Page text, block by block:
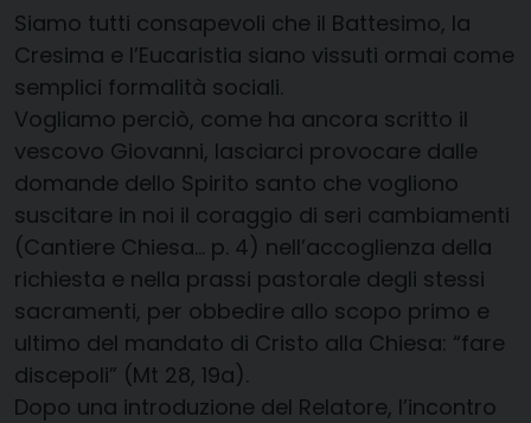
Siamo tutti consapevoli che il Battesimo, la
Cresima e l’Eucaristia siano vissuti ormai come
semplici formalità sociali.
Vogliamo perciò, come ha ancora scritto il
vescovo Giovanni, lasciarci provocare dalle
domande dello Spirito santo che vogliono
suscitare in noi il coraggio di seri cambiamenti
(Cantiere Chiesa… p. 4) nell’accoglienza della
richiesta e nella prassi pastorale degli stessi
sacramenti, per obbedire allo scopo primo e
ultimo del mandato di Cristo alla Chiesa: “fare
discepoli” (Mt 28, 19a).
Dopo una introduzione del Relatore, l’incontro